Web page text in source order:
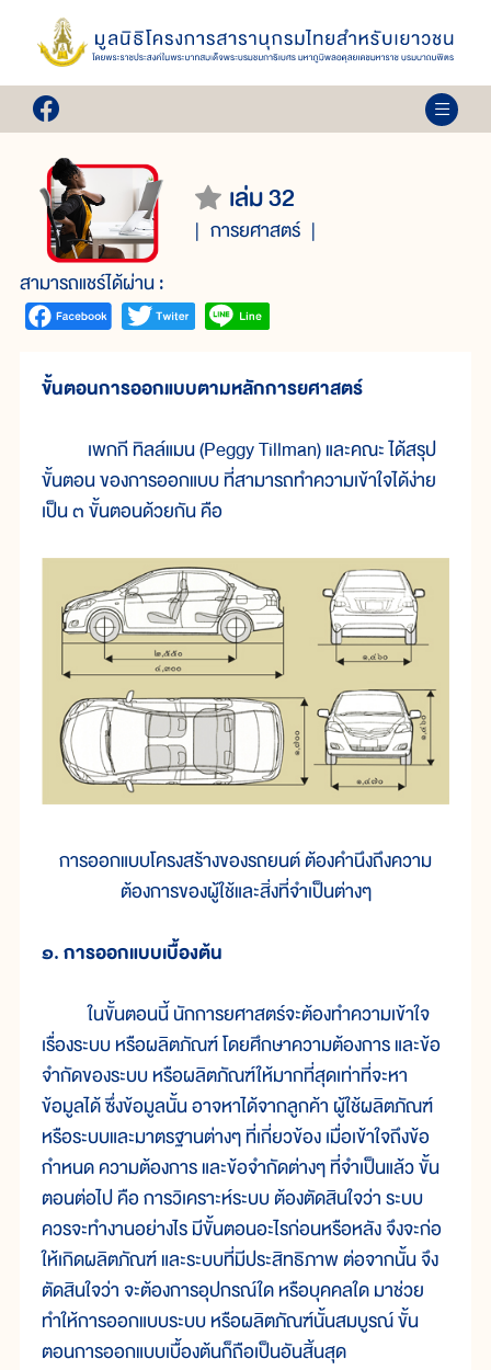
เล่ม 32
การยศาสตร์
สามารถแชร์ได้ผ่าน :
ขั้นตอนการออกแบบตามหลักการยศาสตร์
เพกกี ทิลล์แมน (Peggy Tillman) และคณะ ได้สรุป
ขั้นตอน ของการออกแบบ ที่สามารถทำความเข้าใจได้ง่าย
เป็น ๓ ขั้นตอนด้วยกัน คือ
การออกแบบโครงสร้างของรถยนต์ ต้องคำนึงถึงความ
ต้องการของผู้ใช้และสิ่งที่จำเป็นต่างๆ
๑. การออกแบบเบื้องต้น
ในขั้นตอนนี้ นักการยศาสตร์จะต้องทำความเข้าใจ
เรื่องระบบ หรือผลิตภัณฑ์ โดยศึกษาความต้องการ และข้อ
จำกัดของระบบ หรือผลิตภัณฑ์ให้มากที่สุดเท่าที่จะหา
ข้อมูลได้ ซึ่งข้อมูลนั้น อาจหาได้จากลูกค้า ผู้ใช้ผลิตภัณฑ์
หรือระบบและมาตรฐานต่างๆ ที่เกี่ยวข้อง เมื่อเข้าใจถึงข้อ
กำหนด ความต้องการ และข้อจำกัดต่างๆ ที่จำเป็นแล้ว ขั้น
ตอนต่อไป คือ การวิเคราะห์ระบบ ต้องตัดสินใจว่า ระบบ
ควรจะทำงานอย่างไร มีขั้นตอนอะไรก่อนหรือหลัง จึงจะก่อ
ให้เกิดผลิตภัณฑ์ และระบบที่มีประสิทธิภาพ ต่อจากนั้น จึง
ตัดสินใจว่า จะต้องการอุปกรณ์ใด หรือบุคคลใด มาช่วย
ทำให้การออกแบบระบบ หรือผลิตภัณฑ์นั้นสมบูรณ์ ขั้น
ตอนการออกแบบเบื้องต้นก็ถือเป็นอันสิ้นสุด